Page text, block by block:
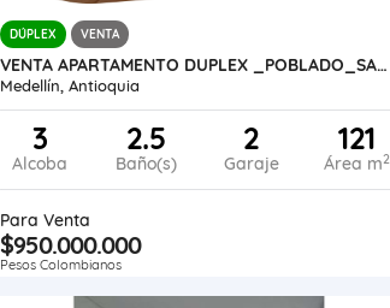
DÚPLEX VENTA
VENTA APARTAMENTO DUPLEX _POBLADO_SAN LUCAS
Medellín, Antioquia
3
Alcoba
2.5
Baño(s)
2
Garaje
121
Área m2
Para Venta
$950.000.000
Pesos Colombianos